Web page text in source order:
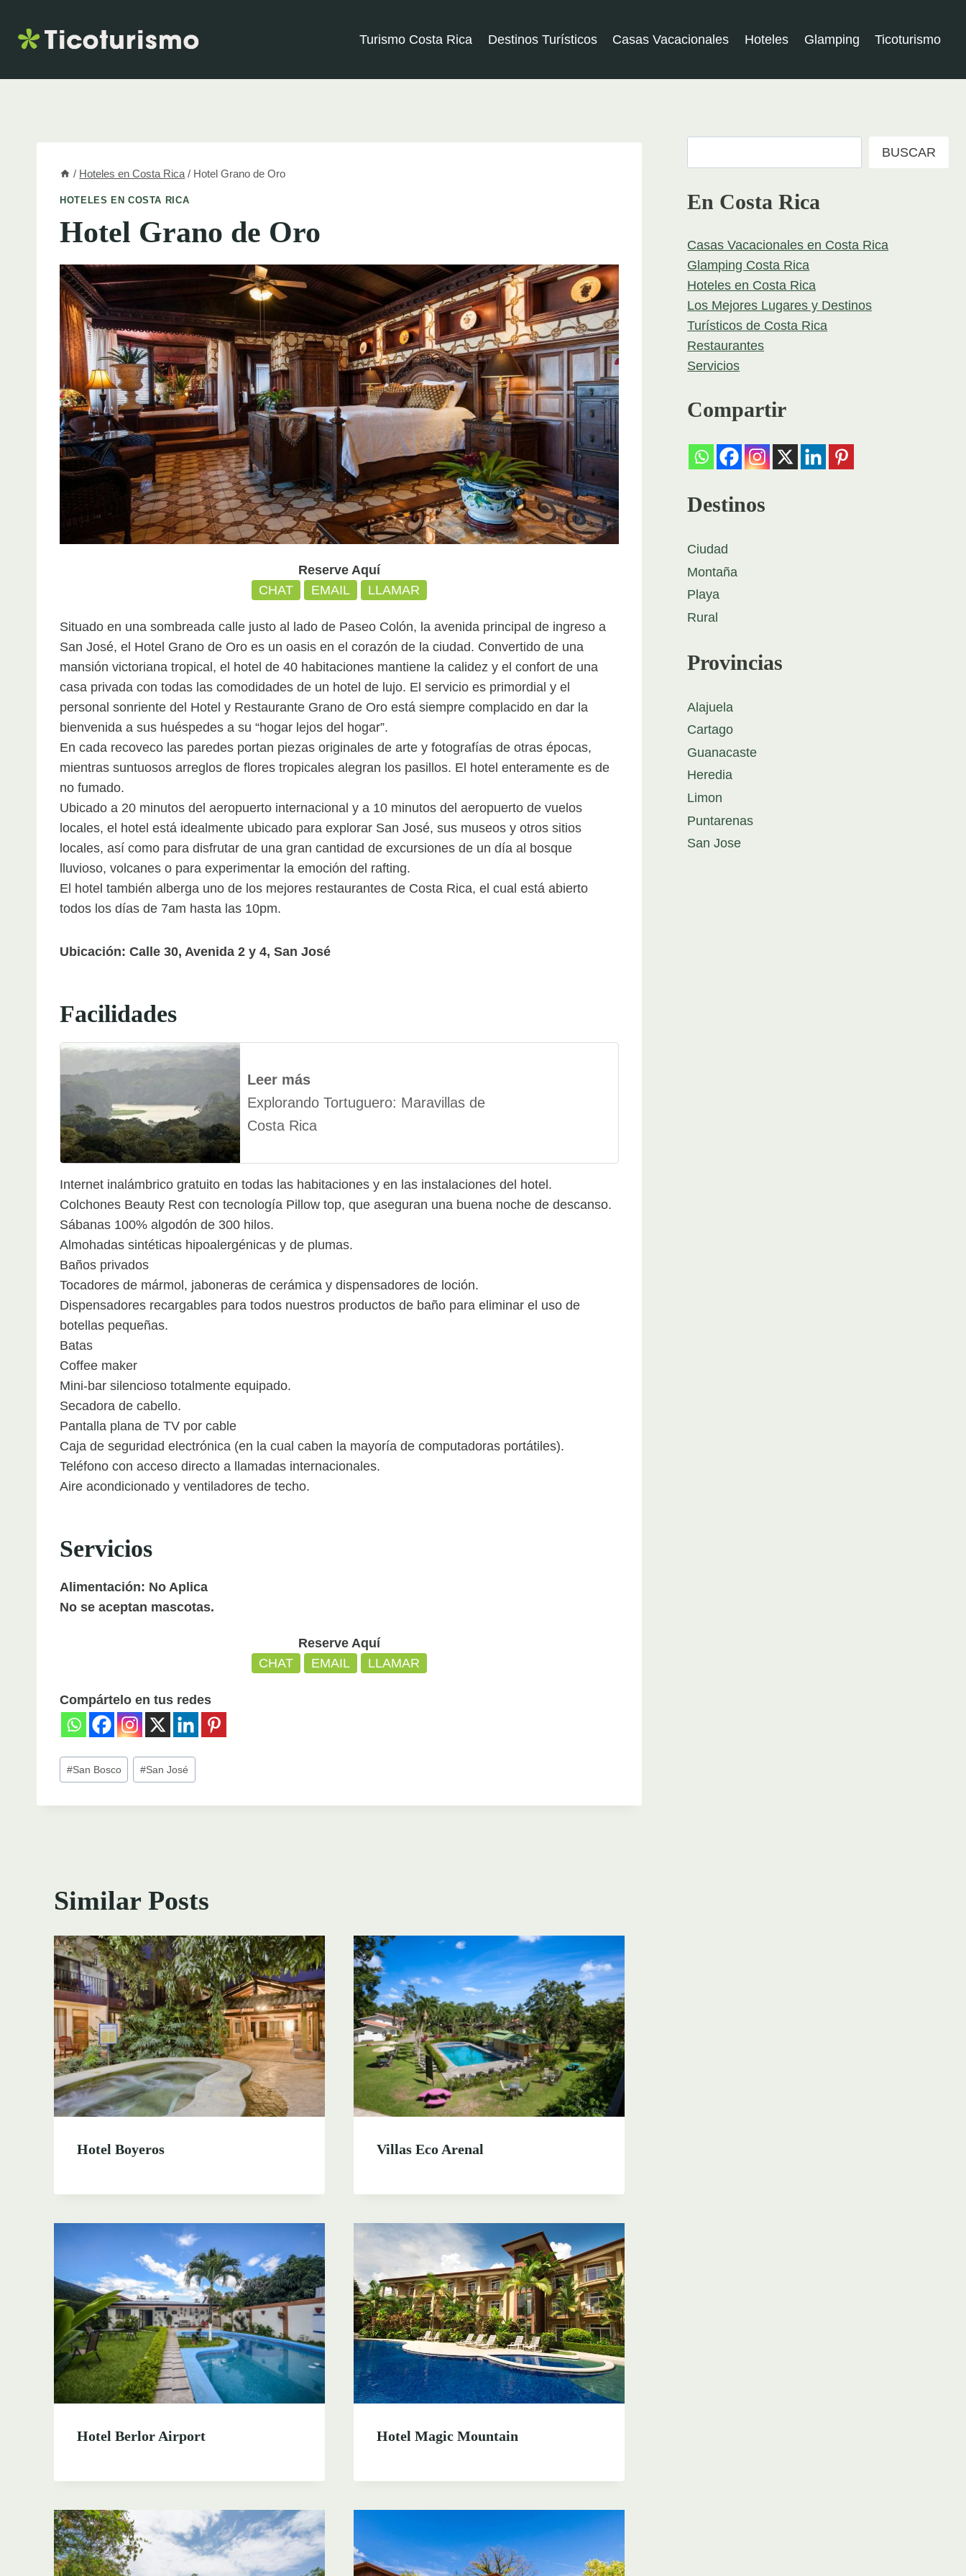
content
Turismo Costa Rica Destinos Turísticos Casas Vacacionales Hoteles Glamping Ticoturismo
/ Hoteles en Costa Rica / Hotel Grano de Oro
HOTELES EN COSTA RICA
Hotel Grano de Oro
Reserve Aquí
CHAT
EMAIL LLAMAR
Situado en una sombreada calle justo al lado de Paseo Colón, la avenida principal de ingreso a
San José, el Hotel Grano de Oro es un oasis en el corazón de la ciudad. Convertido de una
mansión victoriana tropical, el hotel de 40 habitaciones mantiene la calidez y el confort de una
casa privada con todas las comodidades de un hotel de lujo. El servicio es primordial y el
personal sonriente del Hotel y Restaurante Grano de Oro está siempre complacido en dar la
bienvenida a sus huéspedes a su “hogar lejos del hogar”.
En cada recoveco las paredes portan piezas originales de arte y fotografías de otras épocas,
mientras suntuosos arreglos de flores tropicales alegran los pasillos. El hotel enteramente es de
no fumado.
Ubicado a 20 minutos del aeropuerto internacional y a 10 minutos del aeropuerto de vuelos
locales, el hotel está idealmente ubicado para explorar San José, sus museos y otros sitios
locales, así como para disfrutar de una gran cantidad de excursiones de un día al bosque
lluvioso, volcanes o para experimentar la emoción del rafting.
El hotel también alberga uno de los mejores restaurantes de Costa Rica, el cual está abierto
todos los días de 7am hasta las 10pm.
Ubicación: Calle 30, Avenida 2 y 4, San José
Facilidades
Leer más
Explorando Tortuguero: Maravillas de
Costa Rica
Internet inalámbrico gratuito en todas las habitaciones y en las instalaciones del hotel.
Colchones Beauty Rest con tecnología Pillow top, que aseguran una buena noche de descanso.
Sábanas 100% algodón de 300 hilos.
Almohadas sintéticas hipoalergénicas y de plumas.
Baños privados
Tocadores de mármol, jaboneras de cerámica y dispensadores de loción.
Dispensadores recargables para todos nuestros productos de baño para eliminar el uso de
botellas pequeñas.
Batas
Coffee maker
Mini-bar silencioso totalmente equipado.
Secadora de cabello.
Pantalla plana de TV por cable
Caja de seguridad electrónica (en la cual caben la mayoría de computadoras portátiles).
Teléfono con acceso directo a llamadas internacionales.
Aire acondicionado y ventiladores de techo.
Servicios
Alimentación: No Aplica
No se aceptan mascotas.
Reserve Aquí
CHAT
EMAIL LLAMAR
Compártelo en tus redes
Post
Tags:
#San Bosco #San José
Similar Posts
Hotel Boyeros Villas Eco Arenal
Hotel Berlor Airport Hotel Magic Mountain
BUSCAR
En Costa Rica
Casas Vacacionales en Costa Rica
Glamping Costa Rica
Hoteles en Costa Rica
Los Mejores Lugares y Destinos
Turísticos de Costa Rica
Restaurantes
Servicios
Compartir
Destinos
Ciudad
Montaña
Playa
Rural
Provincias
Alajuela
Cartago
Guanacaste
Heredia
Limon
Puntarenas
San Jose